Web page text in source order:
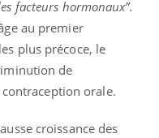
facteurs hormonaux”.
au premier
plus précoce, le
de
orale.
croissance des